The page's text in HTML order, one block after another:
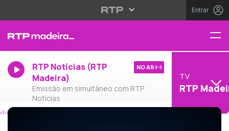
Entrar
RTP Notícias (RTP
Madeira)
Emissão em simultâneo com RTP
Notícias
NO AR
TV
RTP